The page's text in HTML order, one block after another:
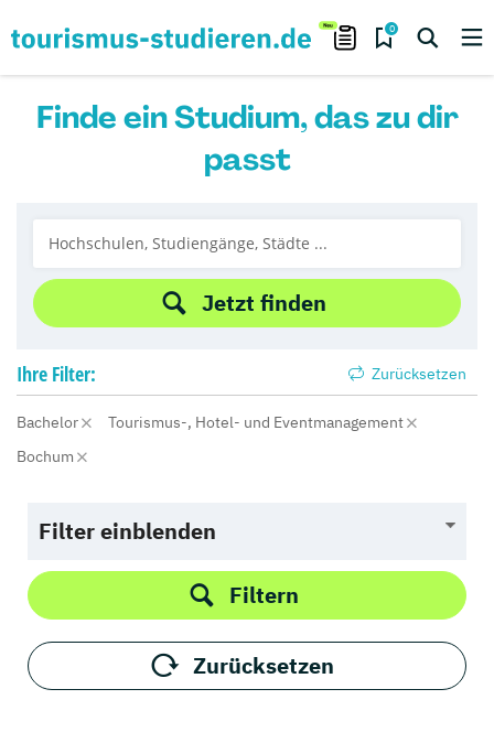
0
Finde ein Studium, das zu dir
passt
Jetzt finden
Ihre Filter: Zurücksetzen
Bachelor
Tourismus-, Hotel- und Eventmanagement
Bochum
Filter einblenden
Filtern
Zurücksetzen